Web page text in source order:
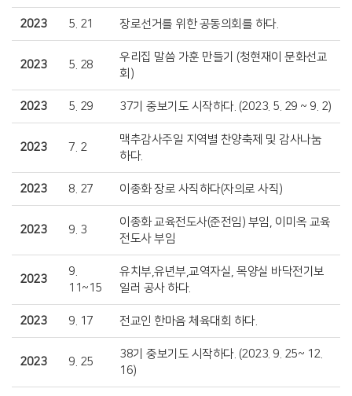
2023 5. 21 장로선거를 위한 공동의회를 하다.
2023 5. 28
우리집 말씀 가훈 만들기 (청현재이 문화선교
회)
2023 5. 29 37기 중보기도 시작하다. (2023. 5. 29 ~ 9. 2)
2023 7. 2
맥추감사주일 지역별 찬양축제 및 감사나눔
하다.
2023 8. 27 이종화 장로 사직하다(자의로 사직)
2023 9. 3
이종화 교육전도사(준전임) 부임, 이미옥 교육
전도사 부임
2023
9.
11~15
유치부,유년부,교역자실, 목양실 바닥전기보
일러 공사 하다.
2023 9. 17 전교인 한마음 체육대회 하다.
2023 9. 25
38기 중보기도 시작하다. (2023. 9. 25~ 12.
16)